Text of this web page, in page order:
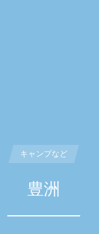
キャンプなど
豊洲